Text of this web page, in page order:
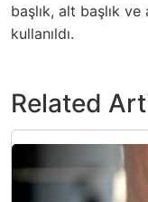
başlık, alt başlık
kullanıldı.
Related